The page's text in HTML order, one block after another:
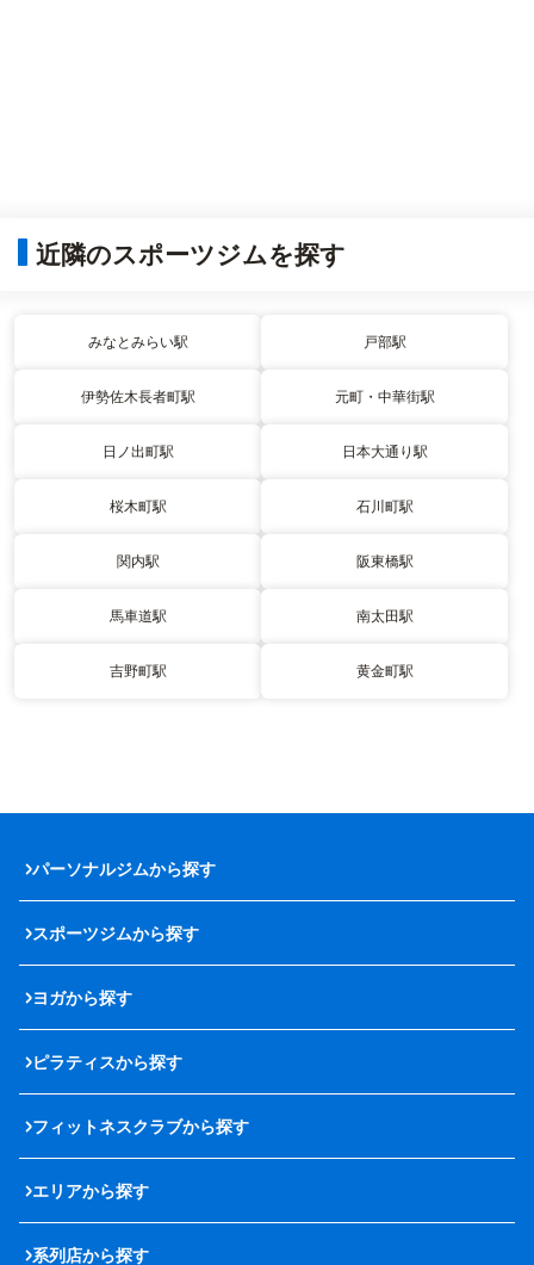
近隣のスポーツジムを探す
みなとみらい駅 戸部駅
伊勢佐木長者町駅 元町・中華街駅
日ノ出町駅 日本大通り駅
桜木町駅 石川町駅
関内駅 阪東橋駅
馬車道駅 南太田駅
吉野町駅 黄金町駅
パーソナルジムから探す
スポーツジムから探す
ヨガから探す
ピラティスから探す
フィットネスクラブから探す
エリアから探す
系列店から探す